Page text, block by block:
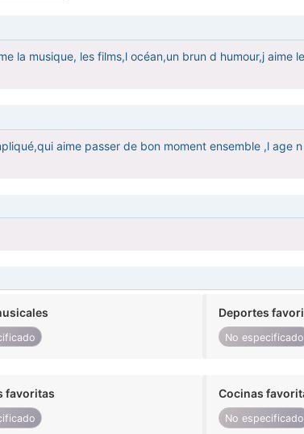
la musique, les films,l océan,un brun d humour,j aime
aime passer de bon moment ensemble ,l age
Deportes
No especificado
favoritas Cocinas
No especificado